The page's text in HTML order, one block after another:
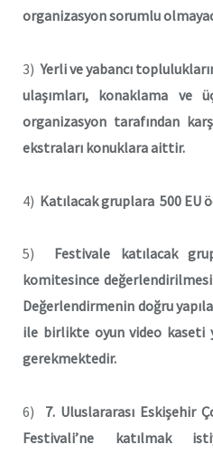
organizasyon sorumlu
3)Yerli ve yabancı
ulaşımları, konaklama ve
organizasyon tarafından
ekstraları konuklara aittir.
4) Katılacak gruplara 500 EU
5) Festivale katılacak
komitesince
Değerlendirmenin doğru
ile birlikte oyun video kaseti
gerekmektedir.
6) 7. Uluslararası Eskişehir
Festivali’ne katılmak